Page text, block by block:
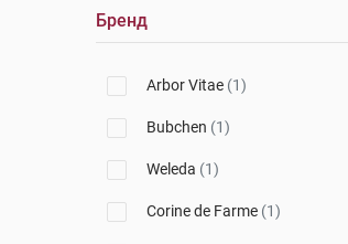
Бренд
Arbor Vitae (1)
Bubchen (1)
Weleda (1)
Corine de Farme (1)